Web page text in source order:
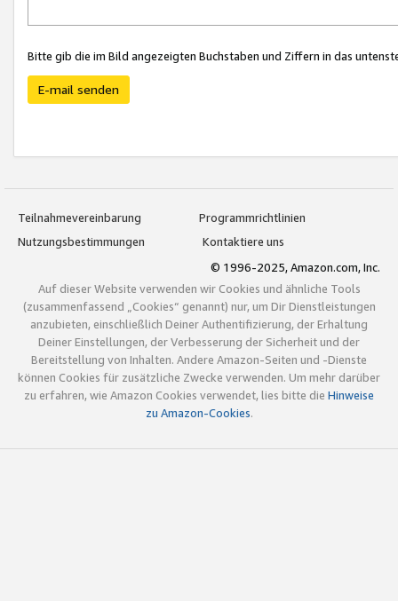
Bitte gib die im Bild angezeigten Buchstaben und Ziffern in das
E-mail senden
Teilnahmevereinbarung
Programmrichtlinien
Nutzungsbestimmungen
Kontaktiere uns
© 1996-2025, Amazon.com, Inc.
Auf dieser Website verwenden wir Cookies und ähnliche Tools
(zusammenfassend „Cookies“ genannt) nur, um Dir Dienstleistungen
anzubieten, einschließlich Deiner Authentifizierung, der Erhaltung
Deiner Einstellungen, der Verbesserung der Sicherheit und der
Bereitstellung von Inhalten. Andere Amazon-Seiten und -Dienste
können Cookies für zusätzliche Zwecke verwenden. Um mehr darüber
zu erfahren, wie Amazon Cookies verwendet, lies bitte die Hinweise
zu Amazon-Cookies.